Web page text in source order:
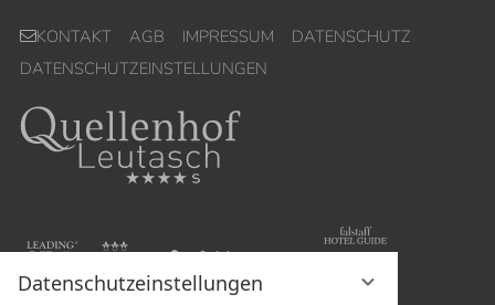
Datenschutzeinstellungen
KONTAKT AGB IMPRESSUM
DATENSCHUTZ
DATENSCHUTZEINSTELLUNGEN